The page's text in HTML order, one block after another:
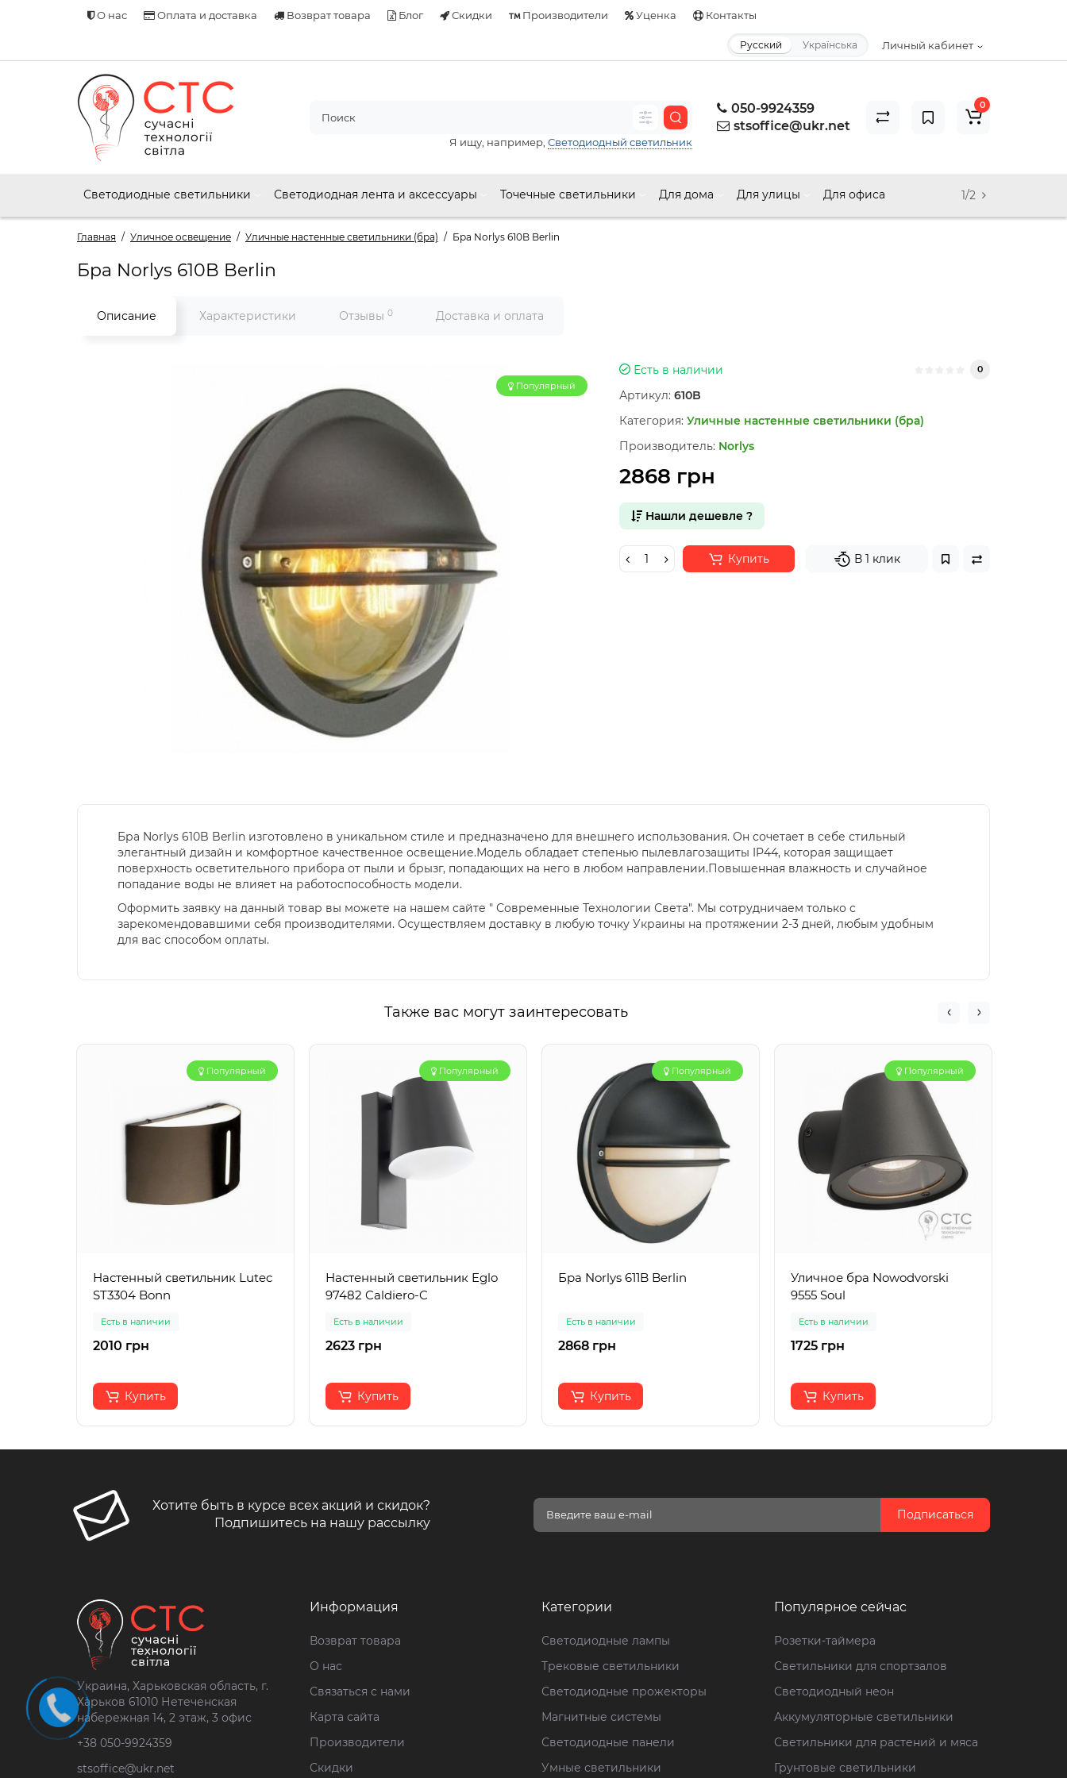
О нас Оплата и доставка Возврат товара Блог Скидки Производители Уценка Контакты
Личный кабинет
Русский Українська
050-9924359
stsoffice@ukr.net
Я ищу, например, Светодиодный светильник
0
Светодиодные светильники Светодиодная лента и аксессуары Точечные светильники Для дома Для улицы Для офиса 1/2
Главная Уличное освещение Уличные настенные светильники (бра) Бра Norlys 610B Berlin
Бра Norlys 610B Berlin
Описание Характеристики Отзывы 0 Доставка и оплата
Популярный
Есть в наличии 0
Артикул: 610B
Категория: Уличные настенные светильники (бра)
Производитель: Norlys
2868 грн
Нашли дешевле ?
Купить В 1 клик
Бра Norlys 610B Berlin изготовлено в уникальном стиле и предназначено для внешнего использования. Он сочетает в себе стильный
элегантный дизайн и комфортное качественное освещение.Модель обладает степенью пылевлагозащиты IP44, которая защищает
поверхность осветительного прибора от пыли и брызг, попадающих на него в любом направлении.Повышенная влажность и случайное
попадание воды не влияет на работоспособность модели.
Оформить заявку на данный товар вы можете на нашем сайте " Современные Технологии Света". Мы сотрудничаем только с
зарекомендовавшими себя производителями. Осуществляем доставку в любую точку Украины на протяжении 2-3 дней, любым удобным
для вас способом оплаты.
Также вас могут заинтересовать
Популярный
Настенный светильник Lutec
ST3304 Bonn
Есть в наличии
2010 грн
Купить
Популярный
Настенный светильник Eglo
97482 Caldiero-C
Есть в наличии
2623 грн
Купить
Популярный
Бра Norlys 611B Berlin
Есть в наличии
2868 грн
Купить
Популярный
Уличное бра Nowodvorski
9555 Soul
Есть в наличии
1725 грн
Купить
Хотите быть в курсе всех акций и скидок?
Подпишитесь на нашу рассылку
Подписаться
Украина, Харьковская область, г.
Харьков 61010 Нетеченская
набережная 14, 2 этаж, 3 офис
+38 050-9924359
stsoffice@ukr.net
Информация
Возврат товара
О нас
Связаться с нами
Карта сайта
Производители
Скидки
Категории
Светодиодные лампы
Трековые светильники
Светодиодные прожекторы
Магнитные системы
Светодиодные панели
Умные светильники
Популярное сейчас
Розетки-таймера
Светильники для спортзалов
Светодиодный неон
Аккумуляторные светильники
Светильники для растений и мяса
Грунтовые светильники